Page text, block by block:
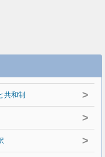
和制 >
>
>